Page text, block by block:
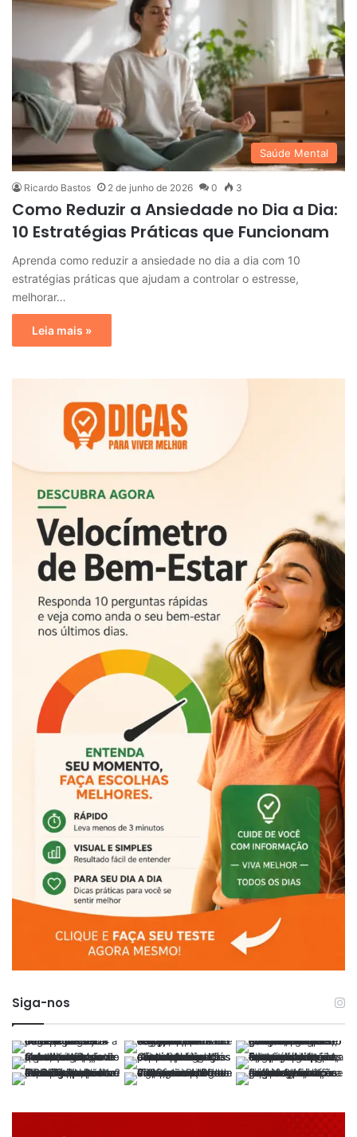
Saúde Mental
Ricardo Bastos 2 de junho de 2026 0 3
Como Reduzir a Ansiedade no Dia a Dia:
10 Estratégias Práticas que Funcionam
Aprenda como reduzir a ansiedade no dia a dia com 10
estratégias práticas que ajudam a controlar o estresse,
melhorar…
Leia mais »
Siga-nos